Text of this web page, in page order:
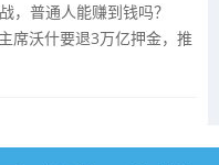
，普通人能赚到钱吗？
席沃什要退3万亿押金，推